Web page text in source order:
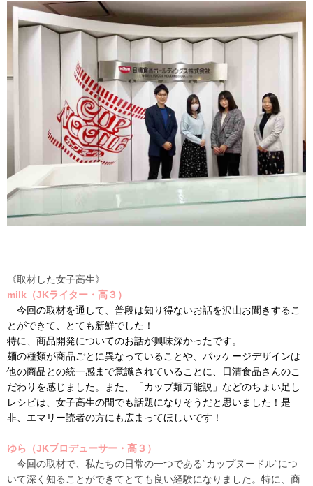
《取材した女子高生》
milk（JKライター・高３）
今回の取材を通して、普段は知り得ないお話を沢山お聞きするこ
とができて、とても新鮮でした！
特に、商品開発についてのお話が興味深かったです。
麺の種類が商品ごとに異なっていることや、パッケージデザインは
他の商品との統一感まで意識されていることに、日清食品さんのこ
だわりを感じました。また、「カップ麺万能説」などのちょい足し
レシピは、女子高生の間でも話題になりそうだと思いました！是
非、エマリー読者の方にも広まってほしいです！
ゆら（JKプロデューサー・高３）
今回の取材で、私たちの日常の一つである“カップヌードル“につ
いて深く知ることができてとても良い経験になりました。特に、商